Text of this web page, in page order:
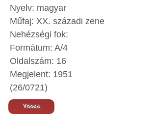
Nyelv: magyar
Műfaj: XX. századi zene
Nehézségi fok:
Formátum: A/4
Oldalszám: 16
Megjelent: 1951
(26/0721)
Vissza